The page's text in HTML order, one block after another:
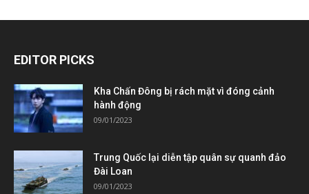
EDITOR PICKS
Kha Chấn Đông bị rách mặt vì đóng cảnh
hành động
09/01/2023
Trung Quốc lại diễn tập quân sự quanh đảo
Đài Loan
09/01/2023